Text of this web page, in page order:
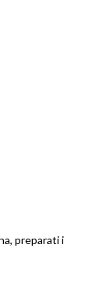
preparati i